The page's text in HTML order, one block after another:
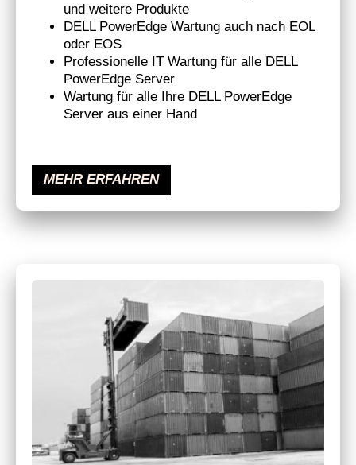
und weitere Produkte
DELL PowerEdge Wartung auch nach EOL
oder EOS
Professionelle IT Wartung für alle DELL
PowerEdge Server
Wartung für alle Ihre DELL PowerEdge
Server aus einer Hand
MEHR ERFAHREN